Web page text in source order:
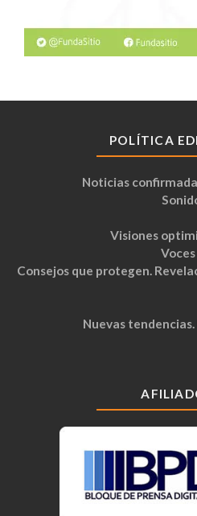
POLÍTICA
Noticias
Visiones
Consejos que protegen.
Nuevas